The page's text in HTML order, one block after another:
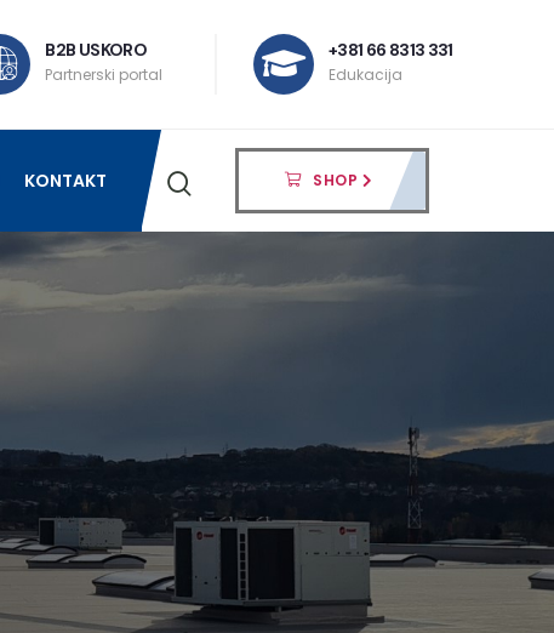
B2B USKORO
Partnerski portal
+381 66 8313 331
Edukacija
KONTAKT SHOP